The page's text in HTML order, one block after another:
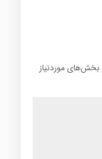
بخش‌های موردنیاز